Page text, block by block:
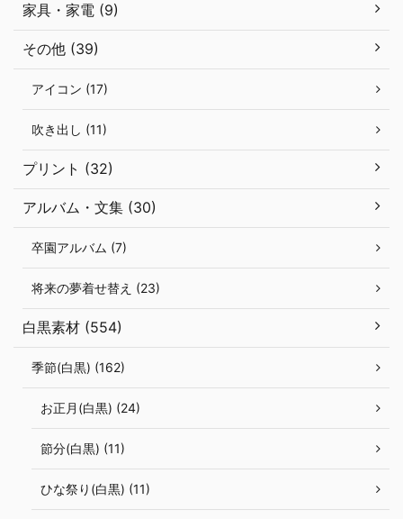
家具・家電 (9)
その他 (39)
アイコン (17)
吹き出し (11)
プリント (32)
アルバム・文集 (30)
卒園アルバム (7)
将来の夢着せ替え (23)
白黒素材 (554)
季節(白黒) (162)
お正月(白黒) (24)
節分(白黒) (11)
ひな祭り(白黒) (11)